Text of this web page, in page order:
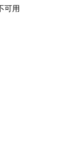
可用